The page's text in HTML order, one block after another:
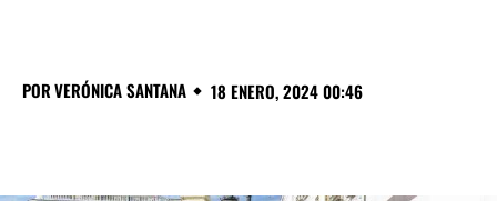
PORVERÓNICA SANTANA 18 ENERO, 2024 00:46